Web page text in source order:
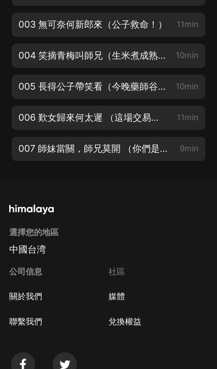
003 無可奈何新郎來（公子救命！） 11min
004 笑摘青梅叫師兄（生米煮成熟飯？） 10min
005 長得公子帶笑看（今晚藥師谷會有大事發生） 10min
006 歎女歸來何太遲 （這場交易成了！） 11min
007 師妹當關，師兄莫開 （你們是驢子嗎？） 9min
選擇您的地區
中國台湾
公司信息
關於我們
聯繫我們
社區
媒體
兌換權益